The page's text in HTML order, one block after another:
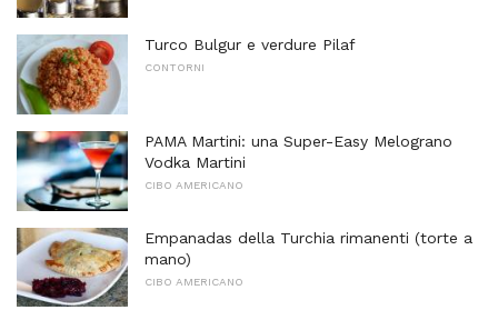
Turco Bulgur e verdure Pilaf
CONTORNI
PAMA Martini: una Super-Easy Melograno
Vodka Martini
CIBO AMERICANO
Empanadas della Turchia rimanenti (torte a
mano)
CIBO AMERICANO